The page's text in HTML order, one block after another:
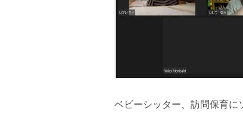
ベビーシッター、訪問保育に